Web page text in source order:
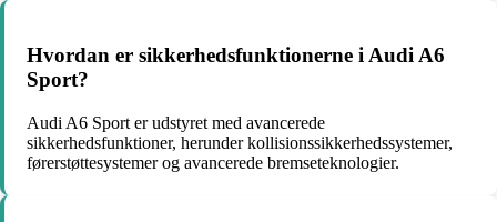
Hvordan er sikkerhedsfunktionerne i Audi A6
Sport?
Audi A6 Sport er udstyret med avancerede
sikkerhedsfunktioner, herunder kollisionssikkerhedssystemer,
førerstøttesystemer og avancerede bremseteknologier.